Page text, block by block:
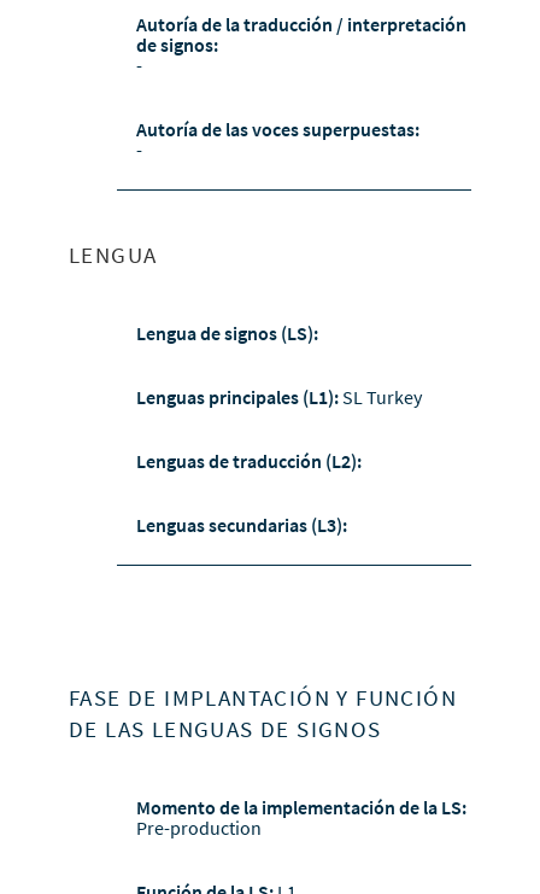
Autoría de la traducción / interpretación
de signos:
-
Autoría de las voces superpuestas:
-
LENGUA
Lengua de signos (LS):
Lenguas principales (L1):SL Turkey
Lenguas de traducción (L2):
Lenguas secundarias (L3):
FASE DE IMPLANTACIÓN Y FUNCIÓN
DE LAS LENGUAS DE SIGNOS
Momento de la implementación de la LS:
Pre-production